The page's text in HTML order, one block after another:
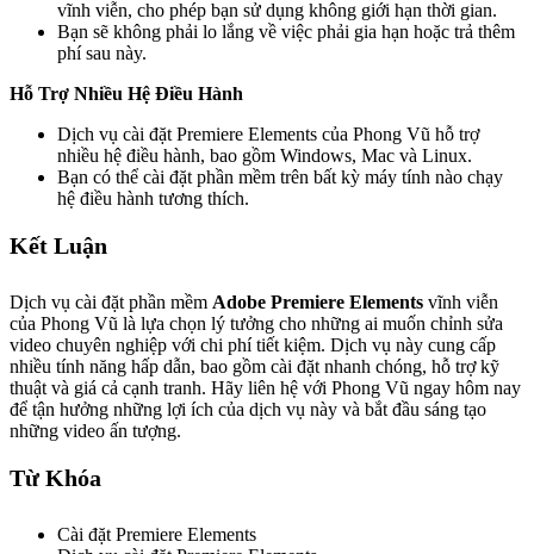
vĩnh viễn, cho phép bạn sử dụng không giới hạn thời gian.
Bạn sẽ không phải lo lắng về việc phải gia hạn hoặc trả thêm
phí sau này.
Hỗ Trợ Nhiều Hệ Điều Hành
Dịch vụ cài đặt Premiere Elements của Phong Vũ hỗ trợ
nhiều hệ điều hành, bao gồm Windows, Mac và Linux.
Bạn có thể cài đặt phần mềm trên bất kỳ máy tính nào chạy
hệ điều hành tương thích.
Kết Luận
Dịch vụ cài đặt phần mềm Adobe Premiere Elements vĩnh viễn
của Phong Vũ là lựa chọn lý tưởng cho những ai muốn chỉnh sửa
video chuyên nghiệp với chi phí tiết kiệm. Dịch vụ này cung cấp
nhiều tính năng hấp dẫn, bao gồm cài đặt nhanh chóng, hỗ trợ kỹ
thuật và giá cả cạnh tranh. Hãy liên hệ với Phong Vũ ngay hôm nay
để tận hưởng những lợi ích của dịch vụ này và bắt đầu sáng tạo
những video ấn tượng.
Từ Khóa
Cài đặt Premiere Elements